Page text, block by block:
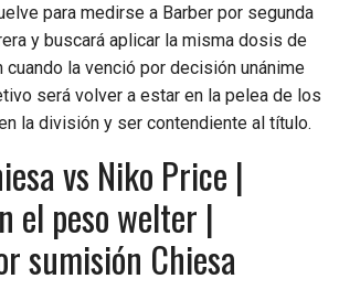
para medirse a Barber por segunda
y buscará aplicar la misma dosis de
cuando la venció por decisión unánime
será volver a estar en la pelea de los
la división y ser contendiente al título.
vs Niko Price |
el peso welter |
sumisión Chiesa